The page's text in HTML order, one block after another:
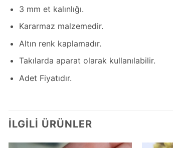
3 mm et kalınlığı.
Kararmaz malzemedir.
Altın renk kaplamadır.
Takılarda aparat olarak kullanılabilir.
Adet Fiyatıdır.
İLGILI ÜRÜNLER